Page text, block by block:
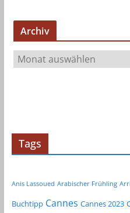
Archiv
Tags
Anis Lassoued Arabischer Frühling
Buchtipp Cannes Cannes 2023